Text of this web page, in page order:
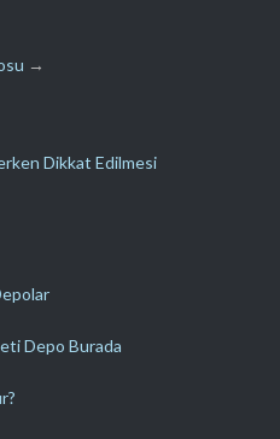
→
Dikkat Edilmesi
Depo Burada